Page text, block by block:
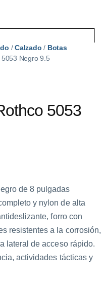
/Calzado / Botas
Negro 9.5
5053
de 8 pulgadas
y nylon de alta
forro con
resistentes a la corrosión,
lateral de acceso rápido.
actividades tácticas y